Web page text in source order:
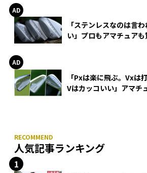
「ステンレスなのは言
い」プロもアマチュア
「Pxは楽に飛ぶ。Vxは
Vはカッコいい」アマチ
人気記事ランキング